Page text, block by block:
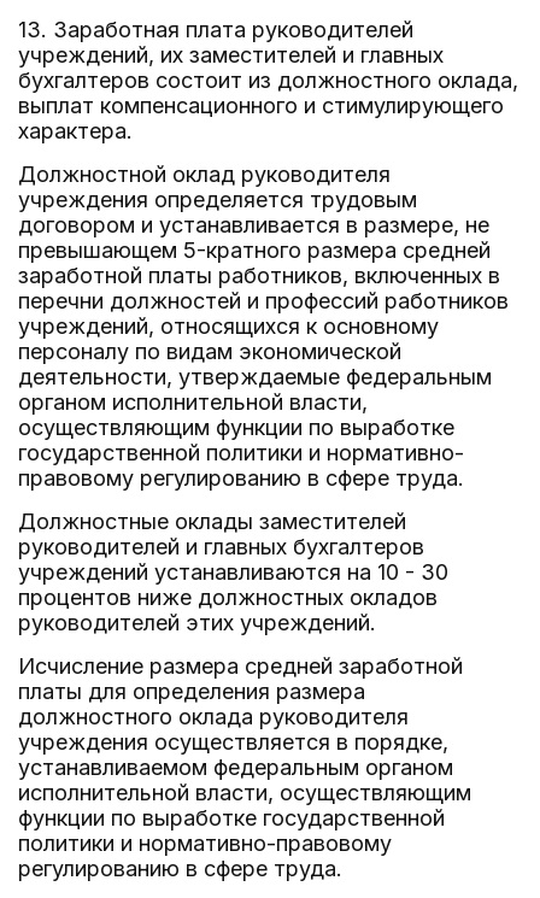
13. Заработная плата руководителей
учреждений, их заместителей и главных
бухгалтеров состоит из должностного оклада,
выплат компенсационного и стимулирующего
характера.
Должностной оклад руководителя
учреждения определяется трудовым
договором и устанавливается в размере, не
превышающем 5-кратного размера средней
заработной платы работников, включенных в
перечни должностей и профессий работников
учреждений, относящихся к основному
персоналу по видам экономической
деятельности, утверждаемые федеральным
органом исполнительной власти,
осуществляющим функции по выработке
государственной политики и нормативно-
правовому регулированию в сфере труда.
Должностные оклады заместителей
руководителей и главных бухгалтеров
учреждений устанавливаются на 10 - 30
процентов ниже должностных окладов
руководителей этих учреждений.
Исчисление размера средней заработной
платы для определения размера
должностного оклада руководителя
учреждения осуществляется в порядке,
устанавливаемом федеральным органом
исполнительной власти, осуществляющим
функции по выработке государственной
политики и нормативно-правовому
регулированию в сфере труда.